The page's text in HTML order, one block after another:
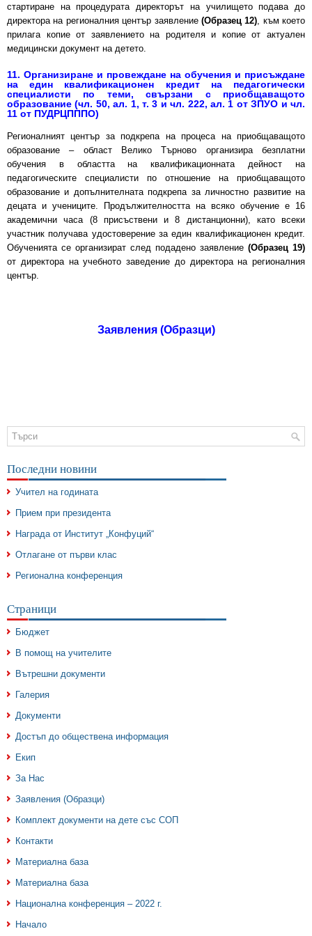
стартиране на процедурата директорът на училището подава до
директора на регионалния център заявление (Образец 12), към което
прилага копие от заявлението на родителя и копие от актуален
медицински документ на детето.
11. Организиране и провеждане на обучения и присъждане
на един квалификационен кредит на педагогически
специалисти по теми, свързани с приобщаващото
образование (чл. 50, ал. 1, т. 3 и чл. 222, ал. 1 от ЗПУО и чл.
11 от ПУДРЦПППО)
Регионалният център за подкрепа на процеса на приобщаващото
образование – област Велико Търново организира безплатни
обучения в областта на квалификационната дейност на
педагогическите специалисти по отношение на приобщаващото
образование и допълнителната подкрепа за личностно развитие на
децата и учениците. Продължителността на всяко обучение е 16
академични часа (8 присъствени и 8 дистанционни), като всеки
участник получава удостоверение за един квалификационен кредит.
Обученията се организират след подадено заявление (Образец 19)
от директора на учебното заведение до директора на регионалния
център.
Заявления (Образци)
Последни новини
Учител на годината
Прием при президента
Награда от Институт „Конфуций“
Отлагане от първи клас
Регионална конференция
Страници
Бюджет
В помощ на учителите
Вътрешни документи
Галерия
Документи
Достъп до обществена информация
Екип
За Нас
Заявления (Образци)
Комплект документи на дете със СОП
Контакти
Материална база
Материална база
Национална конференция – 2022 г.
Начало